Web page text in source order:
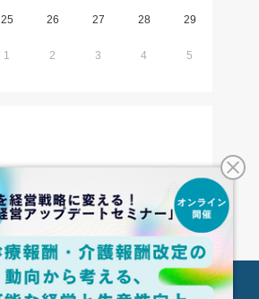
25 26 27 28 29
1 2 3 4 5